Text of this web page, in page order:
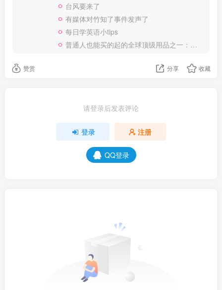
台风要来了
有媒体对竹知了事件发声了
每日学英语小tips
普通人也能买的起的全球顶级用品之一：WD-40润滑除锈剂！
赞赏 分享 收藏
请登录后发表评论
登录 注册
QQ登录